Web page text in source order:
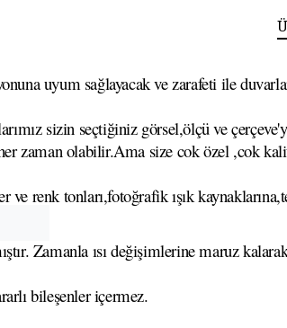
uyum sağlayacak ve zarafeti ile
sizin seçtiğiniz görsel,ölçü ve
zaman olabilir.Ama size cok özel ,cok
ve renk tonları,fotoğrafik ışık
Zamanla ısı değişimlerine maruz
bileşenler içermez.